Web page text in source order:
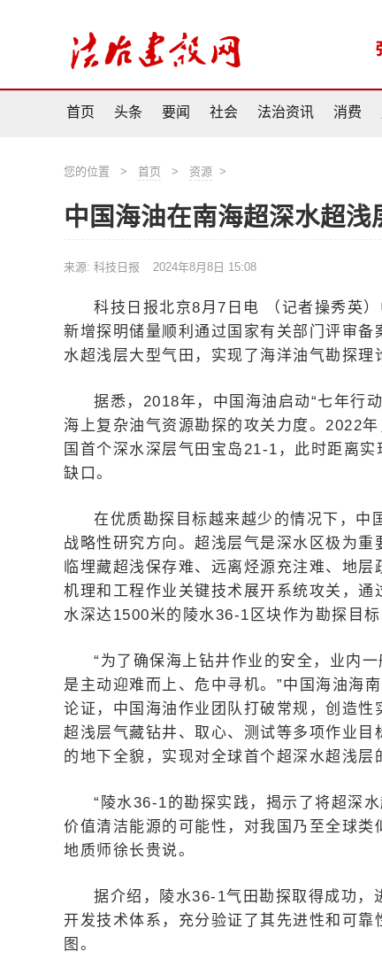
首页 头条 要闻 社会 法治资讯 消费
您的位置 > 首页 > 资源 >
中国海油在南海超深水超浅
来源: 科技日报 2024年8月8日 15:08
科技日报北京8月7日电 （记者操秀英
新增探明储量顺利通过国家有关部门评审
水超浅层大型气田，实现了海洋油气勘探理
据悉，2018年，中国海油启动“七年行
海上复杂油气资源勘探的攻关力度。2022
国首个深水深层气田宝岛21-1，此时距离
缺口。
在优质勘探目标越来越少的情况下，中
战略性研究方向。超浅层气是深水区极为
临埋藏超浅保存难、远离烃源充注难、地
机理和工程作业关键技术展开系统攻关，
水深达1500米的陵水36-1区块作为勘探目标
“为了确保海上钻井作业的安全，业内
是主动迎难而上、危中寻机。”中国海油海
论证，中国海油作业团队打破常规，创造
超浅层气藏钻井、取心、测试等多项作业
的地下全貌，实现对全球首个超深水超浅层
“陵水36-1的勘探实践，揭示了将超深
价值清洁能源的可能性，对我国乃至全球
地质师徐长贵说。
据介绍，陵水36-1气田勘探取得成功，
开发技术体系，充分验证了其先进性和可
图。